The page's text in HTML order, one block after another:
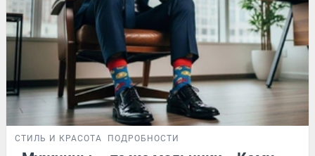
СТИЛЬ И КРАСОТА ПОДРОБНОСТИ